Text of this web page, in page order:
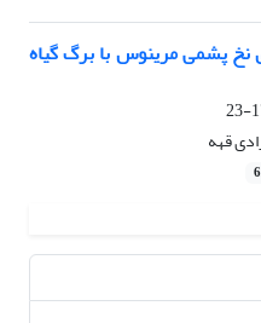
نخ پشمی مرینوس با برگ گیاه
قهه